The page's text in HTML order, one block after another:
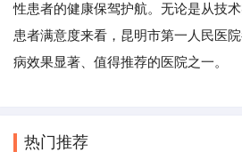
性患者的健康保驾护航。无论是从技
患者满意度来看，昆明市第一人民医
病效果显著、值得推荐的医院之一。
热门推荐